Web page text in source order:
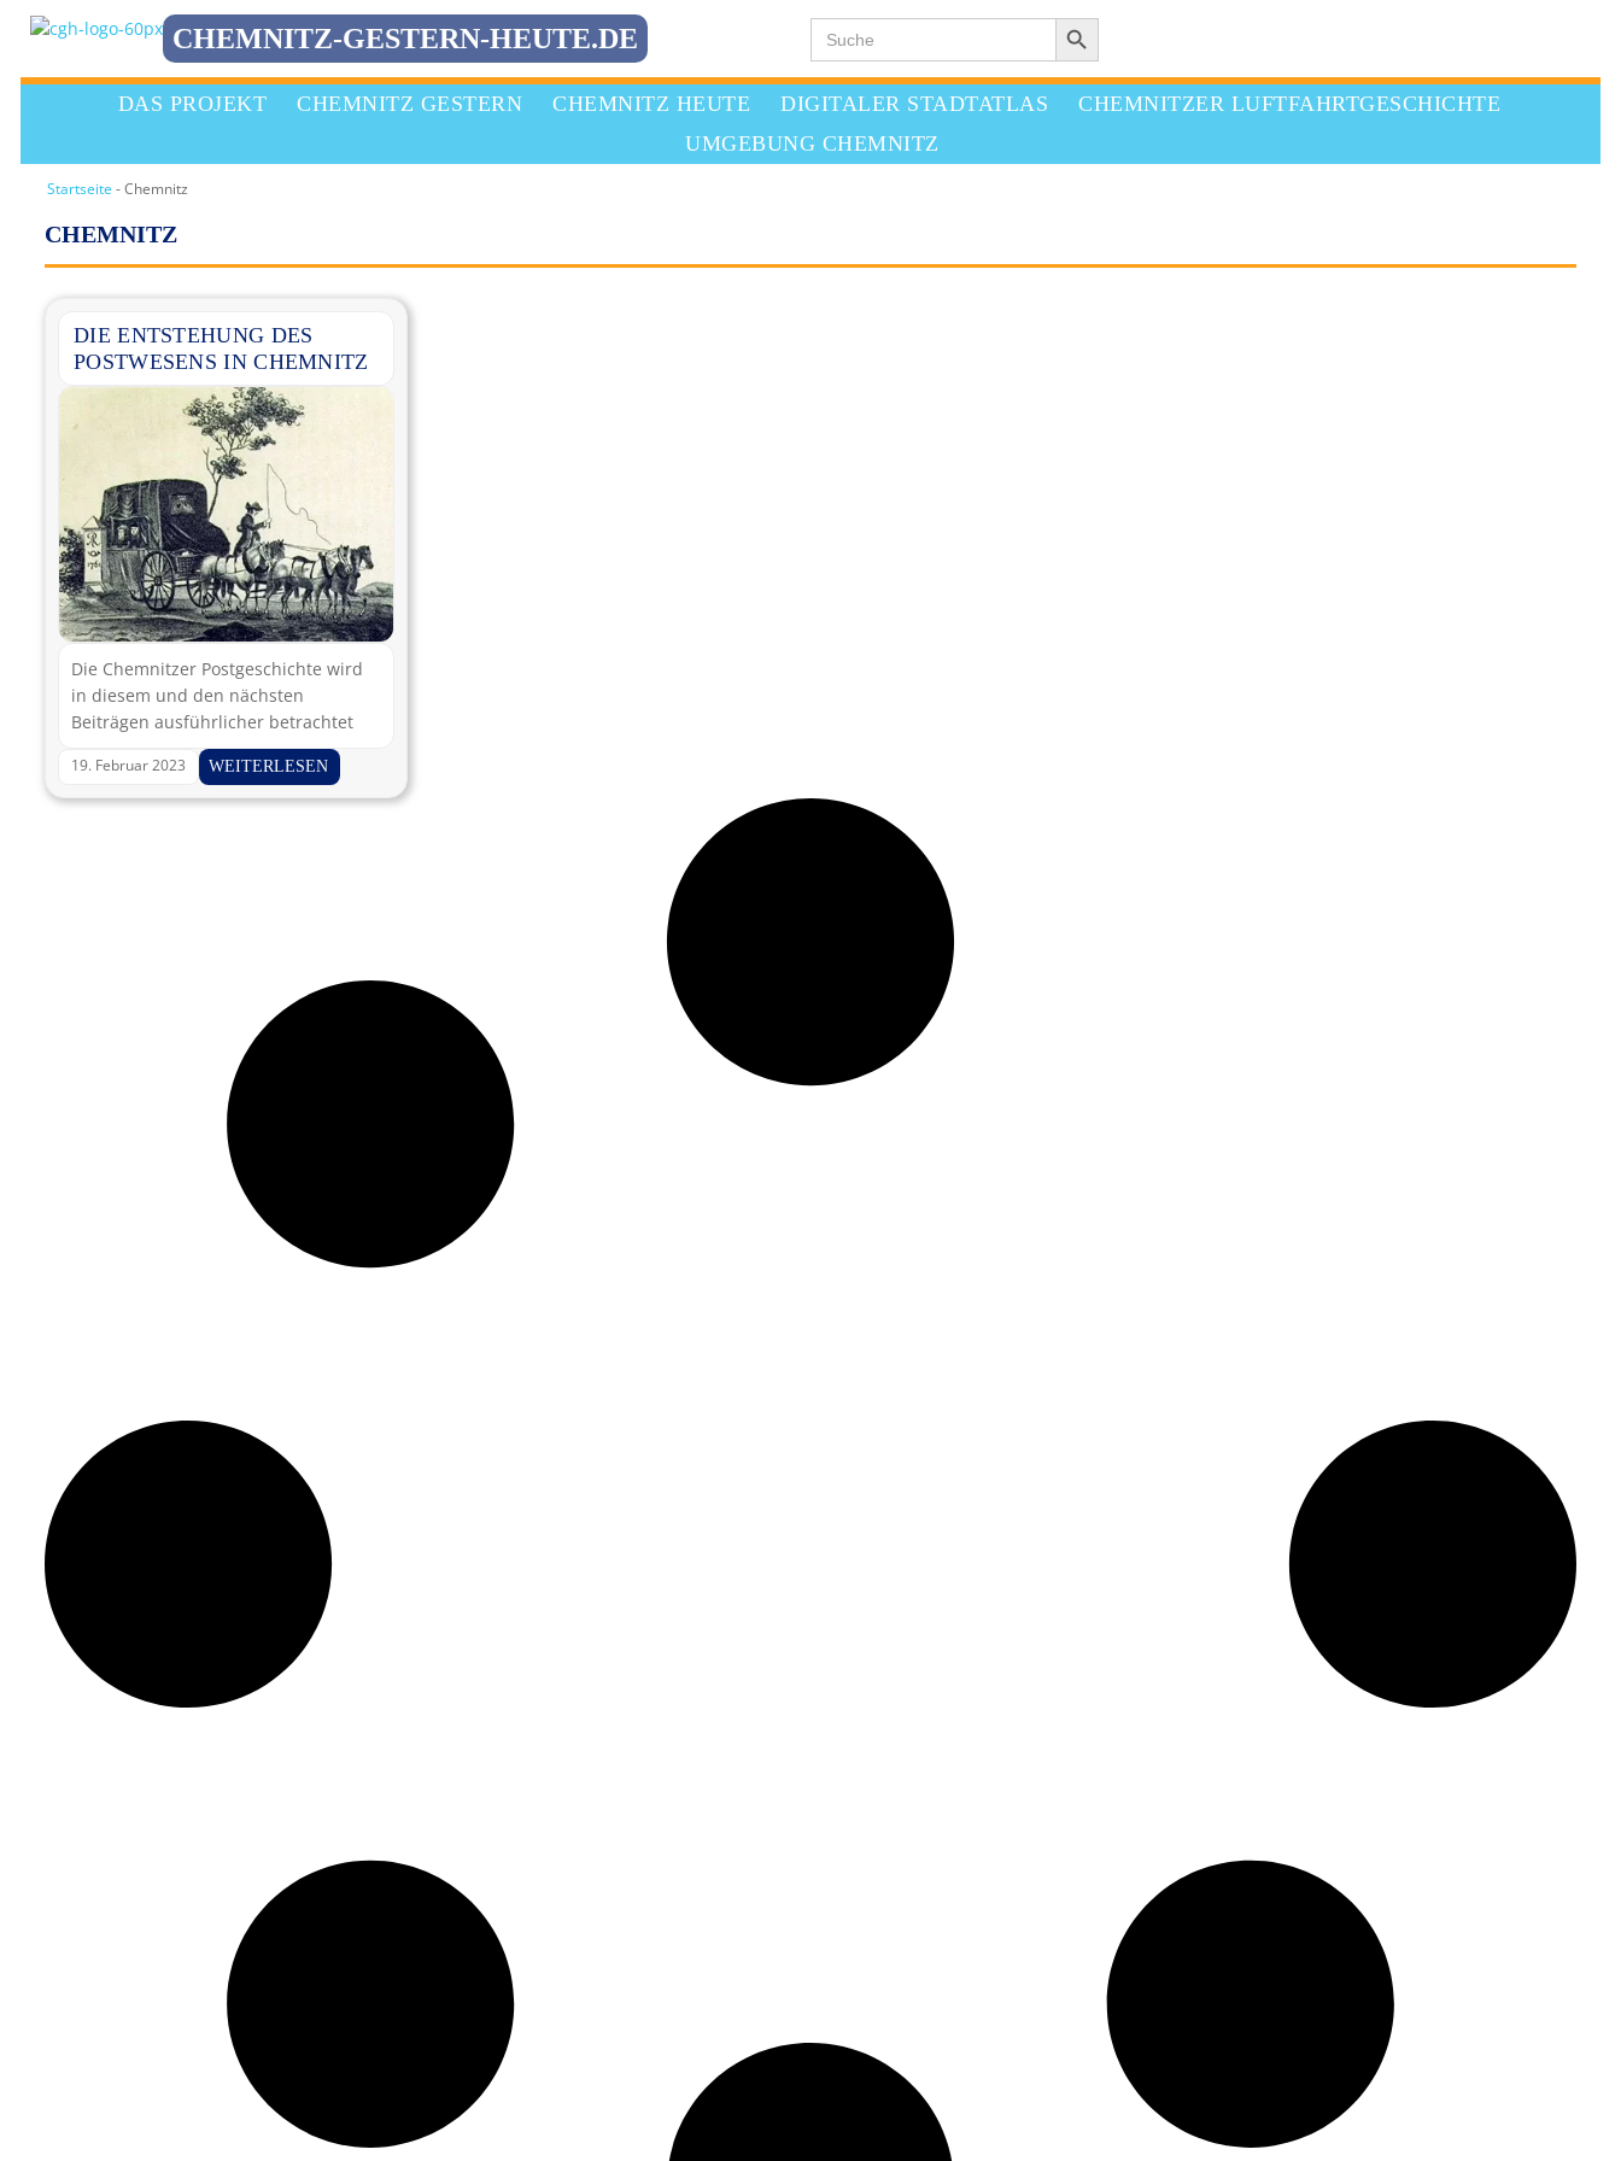
Inhalt
CHEMNITZ-GESTERN-HEUTE.DE Search
for:
Search Button
DAS PROJEKT CHEMNITZ GESTERN CHEMNITZ HEUTE DIGITALER STADTATLAS
CHEMNITZER LUFTFAHRTGESCHICHTE
UMGEBUNG CHEMNITZ
Startseite -Chemnitz
CHEMNITZ
DIE ENTSTEHUNG DES
POSTWESENS IN CHEMNITZ
Die Chemnitzer Postgeschichte wird
in diesem und den nächsten
Beiträgen ausführlicher betrachtet
19. Februar 2023 WEITERLESEN